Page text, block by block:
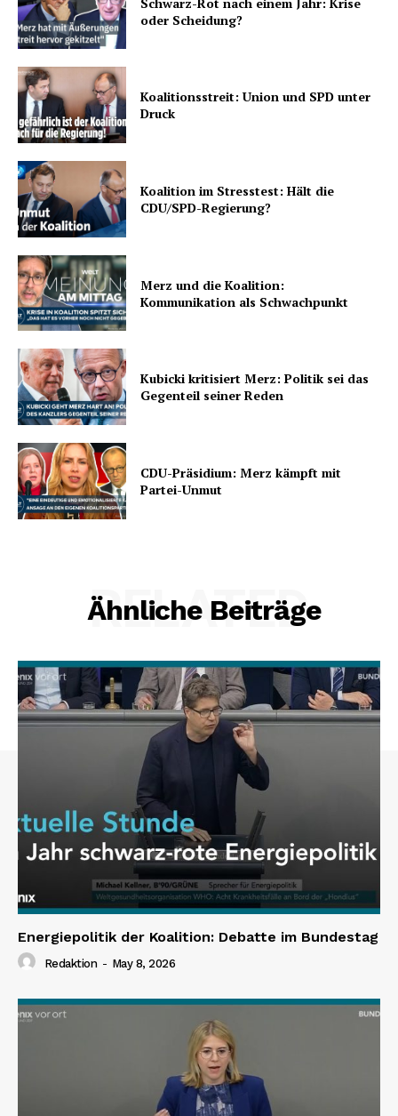
oder Scheidung?
Koalitionsstreit: Union und SPD unter
Druck
Koalition im Stresstest: Hält die
CDU/SPD-Regierung?
Merz und die Koalition:
Kommunikation als Schwachpunkt
Kubicki kritisiert Merz: Politik sei das
Gegenteil seiner Reden
CDU-Präsidium: Merz kämpft mit
Partei-Unmut
Ähnliche Beiträge
RELATED
Energiepolitik der Koalition: Debatte im Bundestag
Redaktion - May 8, 2026